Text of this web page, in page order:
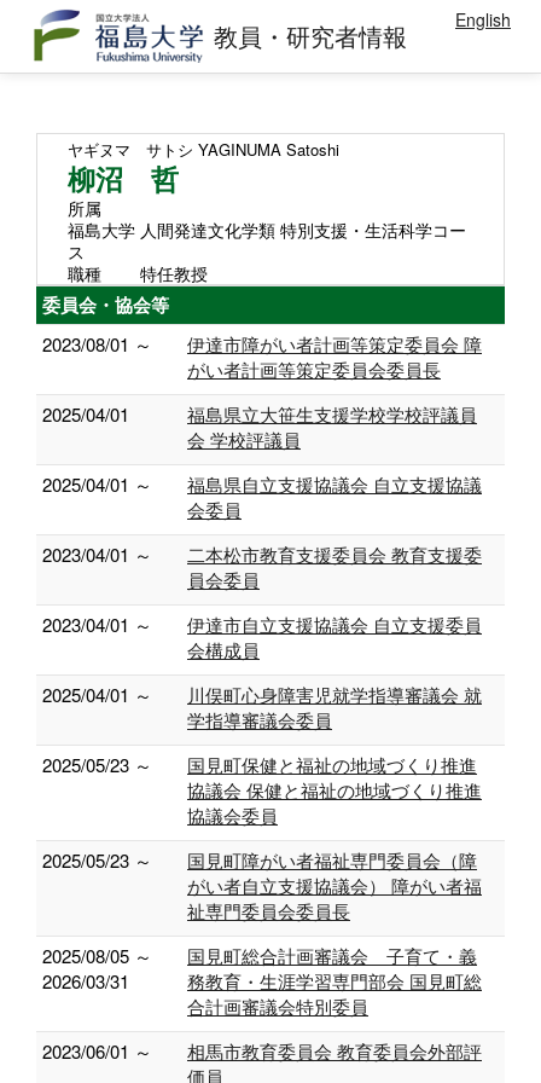
教員・研究者情報 English
ヤギヌマ サトシ YAGINUMA Satoshi
柳沼 哲
所属
福島大学 人間発達文化学類 特別支援・生活科学コー
ス
職種
特任教授
委員会・協会等
2023/08/01 ～
伊達市障がい者計画等策定委員会 障
がい者計画等策定委員会委員長
2025/04/01
福島県立大笹生支援学校学校評議員
会 学校評議員
2025/04/01 ～
福島県自立支援協議会 自立支援協議
会委員
2023/04/01 ～
二本松市教育支援委員会 教育支援委
員会委員
2023/04/01 ～
伊達市自立支援協議会 自立支援委員
会構成員
2025/04/01 ～
川俣町心身障害児就学指導審議会 就
学指導審議会委員
2025/05/23 ～
国見町保健と福祉の地域づくり推進
協議会 保健と福祉の地域づくり推進
協議会委員
2025/05/23 ～
国見町障がい者福祉専門委員会（障
がい者自立支援協議会） 障がい者福
祉専門委員会委員長
2025/08/05 ～
2026/03/31
国見町総合計画審議会 子育て・義
務教育・生涯学習専門部会 国見町総
合計画審議会特別委員
2023/06/01 ～
相馬市教育委員会 教育委員会外部評
価員